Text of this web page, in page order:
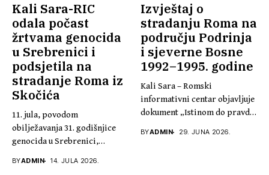
Kali Sara-RIC
odala počast
žrtvama genocida
u Srebrenici i
podsjetila na
stradanje Roma iz
Skočića
11. jula, povodom
obilježavanja 31. godišnjice
genocida u Srebrenici,
BYADMIN 14. JULA 2026.
Izvještaj o
stradanju Roma na
području Podrinja
i sjeverne Bosne
1992–1995. godine
Kali Sara – Romski
informativni centar objavljuje
dokument „Istinom do pravde,
BYADMIN 29. JUNA 2026.